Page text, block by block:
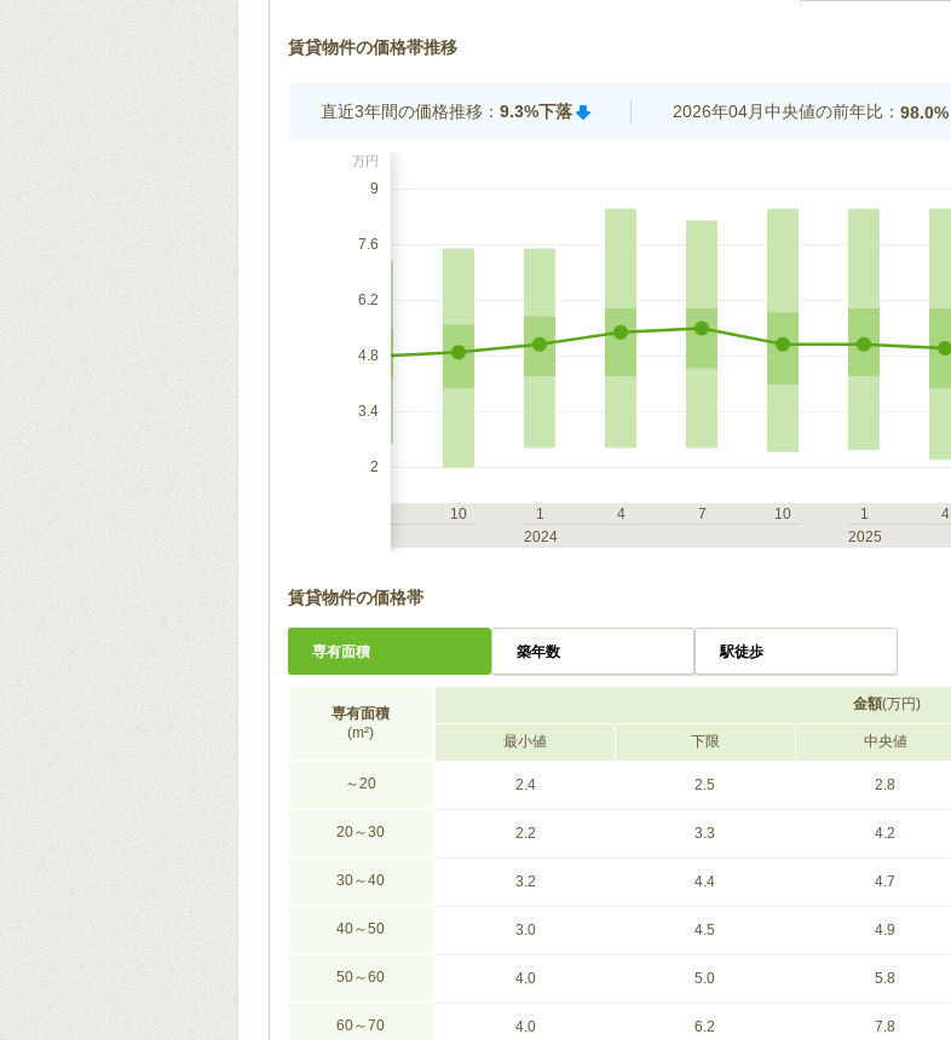
賃貸物件の価格帯推移
直近3年間の価格推移： 9.3%下落 2026年04月中央値の前年比： 98.0%
万円
9
7.6
6.2
4.8
3.4
2
10
1 4 7
10
2024
1 4
2025
賃貸物件の価格帯
専有面積 築年数 駅徒歩
専有面積
(m²)
金額(万円)
最小値 下限 中央値
～20 2.4 2.5 2.8
20～30 2.2 3.3 4.2
30～40 3.2 4.4 4.7
40～50 3.0 4.5 4.9
50～60 4.0 5.0 5.8
60～70 4.0 6.2 7.8